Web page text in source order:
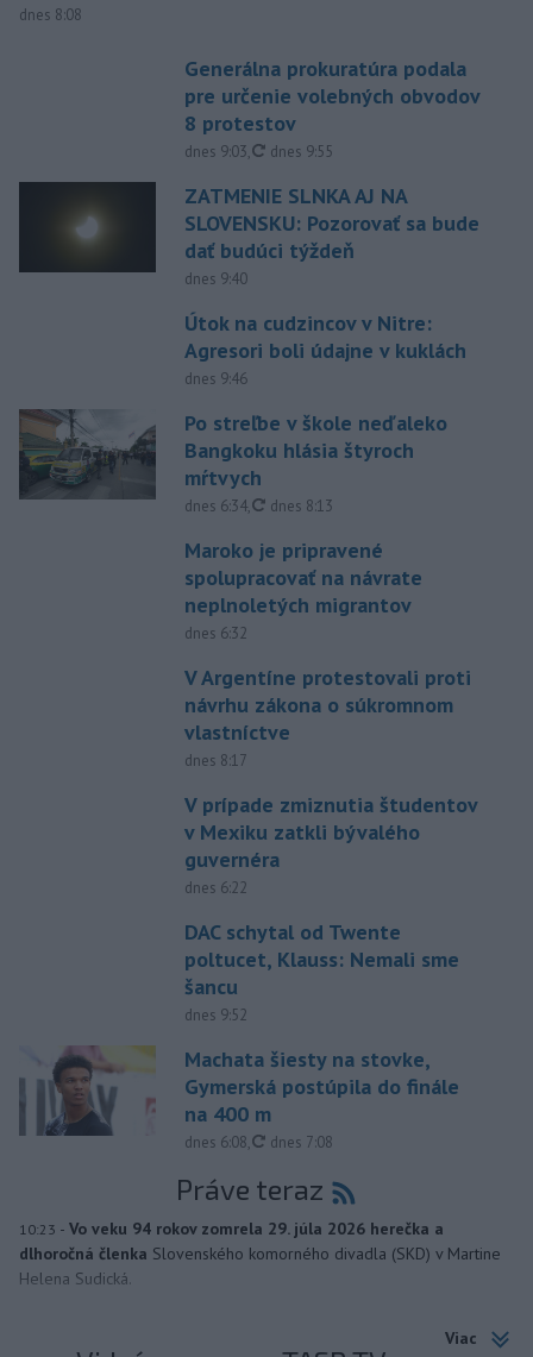
dnes 8:08
Generálna prokuratúra podala
pre určenie volebných obvodov
8 protestov
dnes 9:03, aktualizované
dnes 9:55
ZATMENIE SLNKA AJ NA
SLOVENSKU: Pozorovať sa bude
dať budúci týždeň
dnes 9:40
Útok na cudzincov v Nitre:
Agresori boli údajne v kuklách
dnes 9:46
Po streľbe v škole neďaleko
Bangkoku hlásia štyroch
mŕtvych
dnes 6:34, aktualizované
dnes 8:13
Maroko je pripravené
spolupracovať na návrate
neplnoletých migrantov
dnes 6:32
V Argentíne protestovali proti
návrhu zákona o súkromnom
vlastníctve
dnes 8:17
V prípade zmiznutia študentov
v Mexiku zatkli bývalého
guvernéra
dnes 6:22
DAC schytal od Twente
poltucet, Klauss: Nemali sme
šancu
dnes 9:52
Machata šiesty na stovke,
Gymerská postúpila do finále
na 400 m
dnes 6:08, aktualizované
dnes 7:08
Práve teraz
10:23 - Vo veku 94 rokov zomrela 29. júla 2026 herečka a
dlhoročná členka Slovenského komorného divadla (SKD) v Martine
Helena Sudická.
Viac